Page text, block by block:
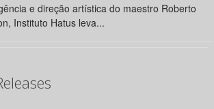
e direção artística do maestro Roberto
Instituto Hatus leva...